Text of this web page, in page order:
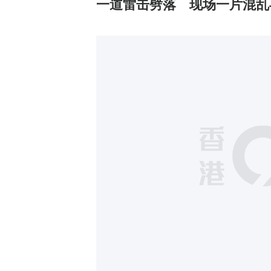
一道雷击劈落 现场一片混乱